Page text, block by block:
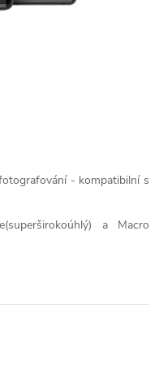
- kompatibilní s
a Macro